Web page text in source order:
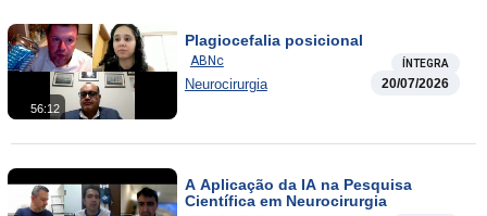
56:12
Plagiocefalia posicional
ABNc ÍNTEGRA
Neurocirurgia 20/07/2026
A Aplicação da IA na Pesquisa
Científica em Neurocirurgia